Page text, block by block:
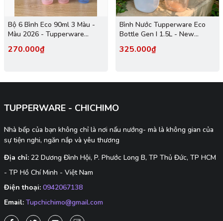
Bộ 6 Bình Eco 90ml 3 Màu -
Màu 2026 - Tupperware
270.000₫
Bình Nước Tupperware Eco
Bottle Gen I 1.5L - New
325.000₫
TUPPERWARE - CHICHIMO
Nhà bếp của bạn không chỉ là nơi nấu nướng- mà là không gian của
sự tiện nghi, ngăn nắp và yêu thương
Địa chỉ: 22 Dương Đình Hội, P. Phước Long B, TP Thủ Đức, TP HCM
- TP Hồ Chí Minh - Việt Nam
Điện thoại: 0942067138
Email: Tupchichimo@gmail.com